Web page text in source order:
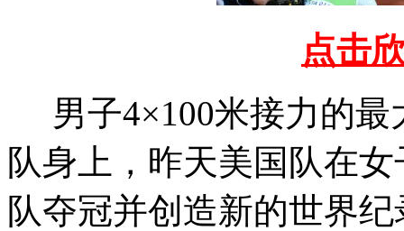
点击
男子4×100米接力的最
队身上，昨天美国队在
队夺冠并创造新的世界